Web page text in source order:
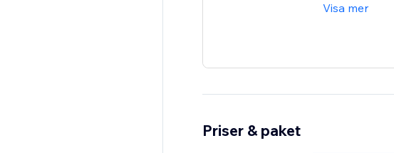
Visa mer
Priser & paket